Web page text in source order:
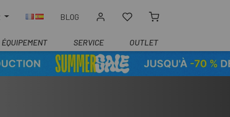
BLOG
ÉQUIPEMENT SERVICE OUTLET